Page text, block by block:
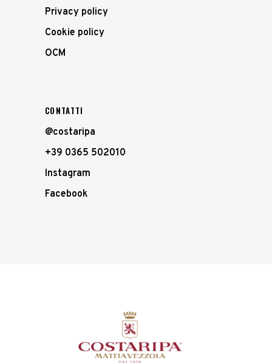
Privacy policy
Cookie policy
OCM
CONTATTI
@costaripa
+39 0365 502010
Instagram
Facebook